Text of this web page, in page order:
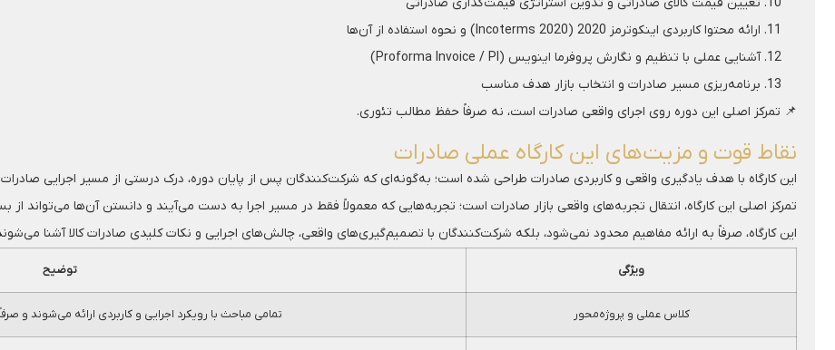
ارائه محتوا کاربردی اینکوترمز 2020 (Incoterms 2020) و نحوه استفاده از آن‌ها
آشنایی عملی با تنظیم و نگارش پروفرما اینویس (Proforma Invoice / PI)
برنامه‌ریزی مسیر صادرات و انتخاب بازار هدف مناسب
📌 تمرکز اصلی این دوره روی اجرای واقعی صادرات است، نه صرفاً حفظ مطالب تئوری.
نقاط قوت و مزیت‌های این کارگاه عملی صادرات
این کارگاه با هدف یادگیری واقعی و کاربردی صادرات طراحی شده است؛ به‌گونه‌ای که شرکت‌کنندگان پس از پایان دوره، درک درستی از مسیر اجرایی
تمرکز اصلی این کارگاه، انتقال تجربه‌های واقعی بازار صادرات است؛ تجربه‌هایی که معمولاً فقط در مسیر اجرا به دست می‌آیند و دانستن آن‌ها می‌تواند از
این کارگاه، صرفاً به ارائه مفاهیم محدود نمی‌شود، بلکه شرکت‌کنندگان با تصمیم‌گیری‌های واقعی، چالش‌های اجرایی و نکات کلیدی صادرات کالا آشنا
ویژگی توضیح
کلاس عملی و پروژه‌محور تمامی مباحث با رویکرد اجرایی و کاربردی ارائه می‌شوند و